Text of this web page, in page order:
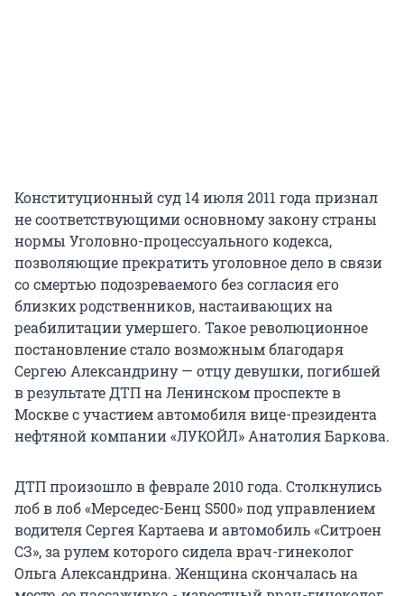
Конституционный суд 14 июля 2011 года признал
не соответствующими основному закону страны
нормы Уголовно-процессуального кодекса,
позволяющие прекратить уголовное дело в связи
со смертью подозреваемого без согласия его
близких родственников, настаивающих на
реабилитации умершего. Такое революционное
постановление стало возможным благодаря
Сергею Александрину — отцу девушки, погибшей
в результате ДТП на Ленинском проспекте в
Москве с участием автомобиля вице-президента
нефтяной компании «ЛУКОЙЛ» Анатолия Баркова.
ДТП произошло в феврале 2010 года. Столкнулись
лоб в лоб «Мерседес-Бенц S500» под управлением
водителя Сергея Картаева и автомобиль «Ситроен
СЗ», за рулем которого сидела врач-гинеколог
Ольга Александрина. Женщина скончалась на